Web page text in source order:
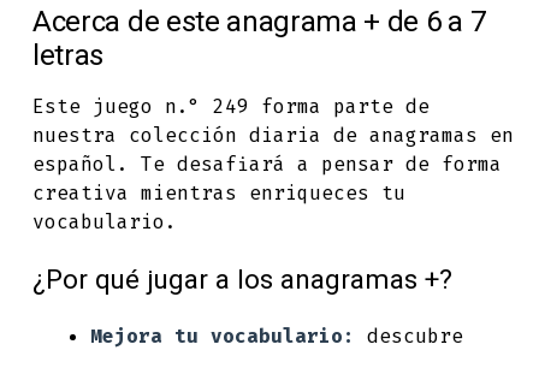
Acerca de este anagrama + de 6 a 7
letras
Este juego n.° 249 forma parte de
nuestra colección diaria de anagramas en
español. Te desafiará a pensar de forma
creativa mientras enriqueces tu
vocabulario.
¿Por qué jugar a los anagramas +?
Mejora tu vocabulario:
descubre